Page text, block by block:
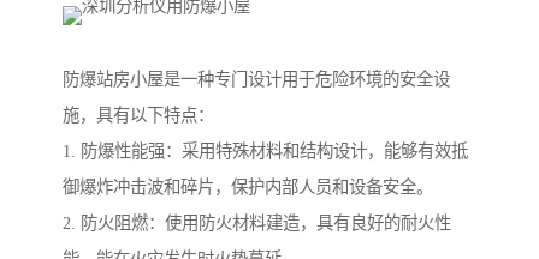
防爆站房小屋是一种专门设计用于危险环境的安全设
施，具有以下特点：
1. 防爆性能强：采用特殊材料和结构设计，能够有效抵
御爆炸冲击波和碎片，保护内部人员和设备安全。
2. 防火阻燃：使用防火材料建造，具有良好的耐火性